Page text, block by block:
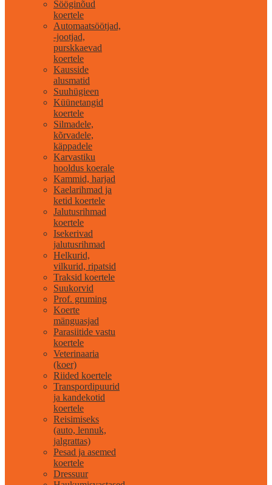
Sööginõud
koertele
Automaatsöötjad,
-jootjad,
purskkaevad
koertele
Kausside
alusmatid
Suuhügieen
Küünetangid
koertele
Silmadele,
kõrvadele,
käppadele
Karvastiku
hooldus koerale
Kammid, harjad
Kaelarihmad ja
ketid koertele
Jalutusrihmad
koertele
Isekerivad
jalutusrihmad
Helkurid,
vilkurid, ripatsid
Traksid koertele
Suukorvid
Prof. gruming
Koerte
mänguasjad
Parasiitide vastu
koertele
Veterinaaria
(koer)
Riided koertele
Transpordipuurid
ja kandekotid
koertele
Reisimiseks
(auto, lennuk,
jalgrattas)
Pesad ja asemed
koertele
Dressuur